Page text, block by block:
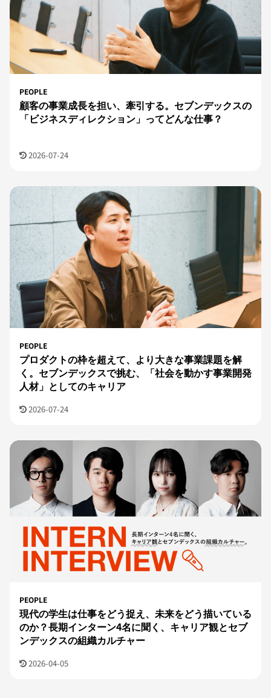
PEOPLE
顧客の事業成長を担い、牽引する。セブンデックスの
「ビジネスディレクション」ってどんな仕事？
2026-07-24
PEOPLE
プロダクトの枠を超えて、より大きな事業課題を解
く。セブンデックスで挑む、「社会を動かす事業開発
人材」としてのキャリア
2026-07-24
PEOPLE
現代の学生は仕事をどう捉え、未来をどう描いている
のか？長期インターン4名に聞く、キャリア観とセブ
ンデックスの組織カルチャー
2026-04-05